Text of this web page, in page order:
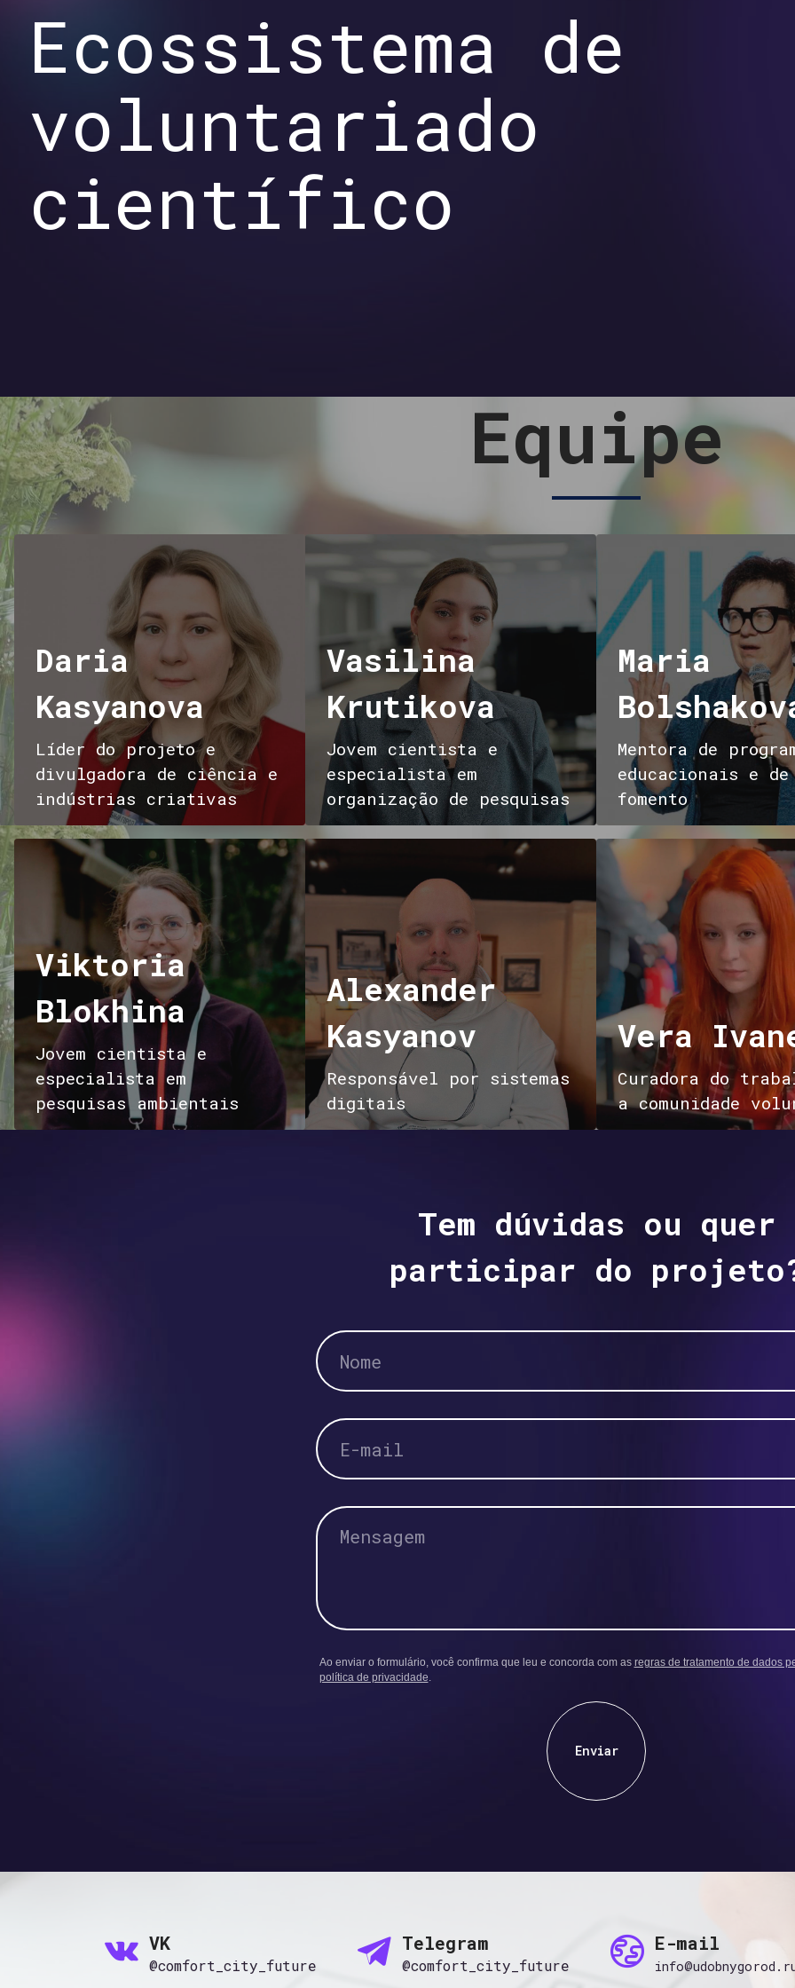
Ecossistema de
voluntariado
científico
Equipe
Daria
Kasyanova
Líder do projeto e
divulgadora de ciência e
indústrias criativas
Vasilina
Krutikova
Jovem cientista e
especialista em
organização de pesquisas
Maria
Mentora de
educacionais e de
fomento
Viktoria
Blokhina
Jovem cientista e
especialista em
pesquisas ambientais
Alexander
Kasyanov
Responsável por sistemas
digitais
Vera
Curadora do
a comunidade
Tem dúvidas ou quer
participar do
Ao enviar o formulário, você confirma que leu e concorda com as regras de tratamento de dados
política de privacidade.
Enviar
VK
@comfort_city_future
Telegram
@comfort_city_future
E-mail